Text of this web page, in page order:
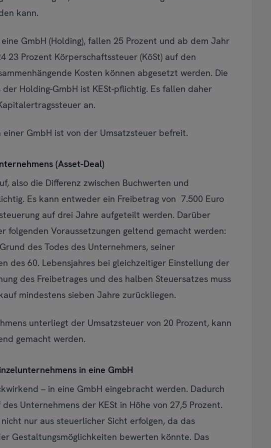
kann.
GmbH (Holding), fallen 25 Prozent und ab dem Jahr
23 Prozent Körperschaftssteuer (KöSt) auf den
Kosten können abgesetzt werden. Die
Holding-GmbH ist KESt-pflichtig. Es fallen daher
an.
GmbH ist von der Umsatzsteuer befreit.
(Asset-Deal)
also die Differenz zwischen Buchwerten und
Es kann entweder ein Freibetrag von 7.500 Euro
auf drei Jahre aufgeteilt werden. Darüber
folgenden Voraussetzungen geltend gemacht werden:
des Todes des Unternehmers, seiner
des 60. Lebensjahres bei gleichzeitiger Einstellung der
des Freibetrages und des halben Steuersatzes muss
mindestens sieben Jahre zurückliegen.
unterliegt der Umsatzsteuer von 20 Prozent, kann
gemacht werden.
in eine GmbH
– in eine GmbH eingebracht werden. Dadurch
Unternehmens der KESt in Höhe von 27,5 Prozent.
nur aus steuerlicher Sicht erfolgen, da das
Gestaltungsmöglichkeiten bewerten könnte. Das